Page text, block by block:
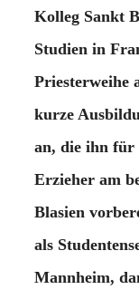
Kolleg Sankt
Studien in
Priesterweihe
kurze
an, die ihn für
Erzieher am
Blasien
als
Mannheim,